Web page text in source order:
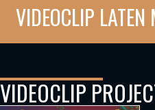
VIDEOCLIP
VIDEOCLIP